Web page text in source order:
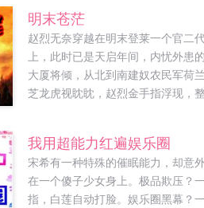
明末苍茫
赵烈无奈穿越在明末登莱一个官二
上，此时已是天启年间，内忧外患
大厦将倾，从北到南建奴农民军荷
芝龙虎视眈眈，赵烈金手指浮现，
川幕府安定四方，拱卫天皇，藐视大
这怎么行，定要亲善弱小，祸乱九
取北海道，肢解倭国...
我用超能力红遍娱乐圈
宋希有一种特殊的催眠能力，却意
在一个傻子少女身上。极品欺压？
指，白莲自动打脸。娱乐圈黑幕？